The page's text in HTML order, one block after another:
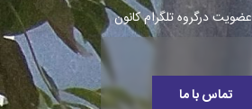
عضویت درگروه تلگرام کانون
تماس با ما